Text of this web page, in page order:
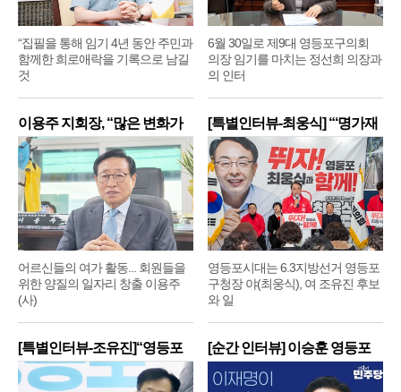
“집필을 통해 임기 4년 동안 주민과
함께한 희로애락을 기록으로 남길
것
6월 30일로 제9대 영등포구의회
의장 임기를 마치는 정선희 의장과
의 인터
이용주 지회장, “많은 변화가
어르신들의 여가 활동... 회원들을
위한 양질의 일자리 창출 이용주
(사)
[특별인터뷰-최웅식] “‘명가재
영등포시대는 6.3지방선거 영등포
구청장 야(최웅식), 여 조유진 후보
와 일
[특별인터뷰-조유진]“영등포
구
[순간 인터뷰] 이승훈 영등포
구